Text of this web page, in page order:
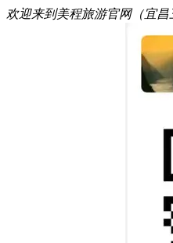
欢迎来到美程旅游官网（宜昌